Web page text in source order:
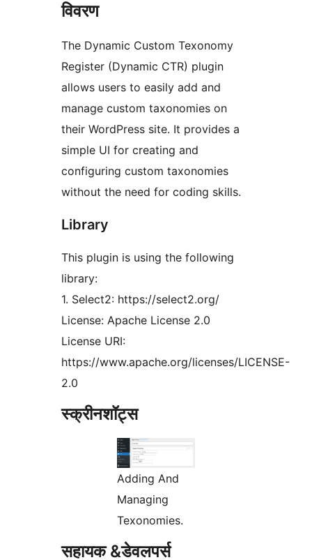
विवरण
The Dynamic Custom Texonomy
Register (Dynamic CTR) plugin
allows users to easily add and
manage custom taxonomies on
their WordPress site. It provides a
simple UI for creating and
configuring custom taxonomies
without the need for coding skills.
Library
This plugin is using the following
library:
1. Select2: https://select2.org/
License: Apache License 2.0
License URI:
https://www.apache.org/licenses/LICENSE-
2.0
स्क्रीनशॉट्स
Adding And
Managing
Texonomies.
सहायक &डेवलपर्स